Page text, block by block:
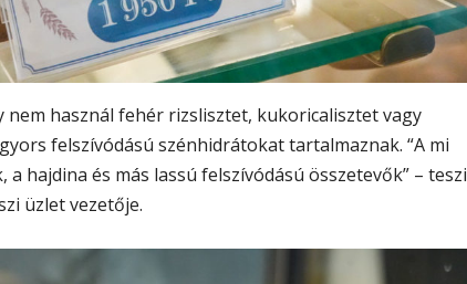
nem használ fehér rizslisztet, kukoricalisztet vagy
felszívódású szénhidrátokat tartalmaznak. “A mi
hajdina és más lassú felszívódású összetevők” – teszi
üzlet vezetője.